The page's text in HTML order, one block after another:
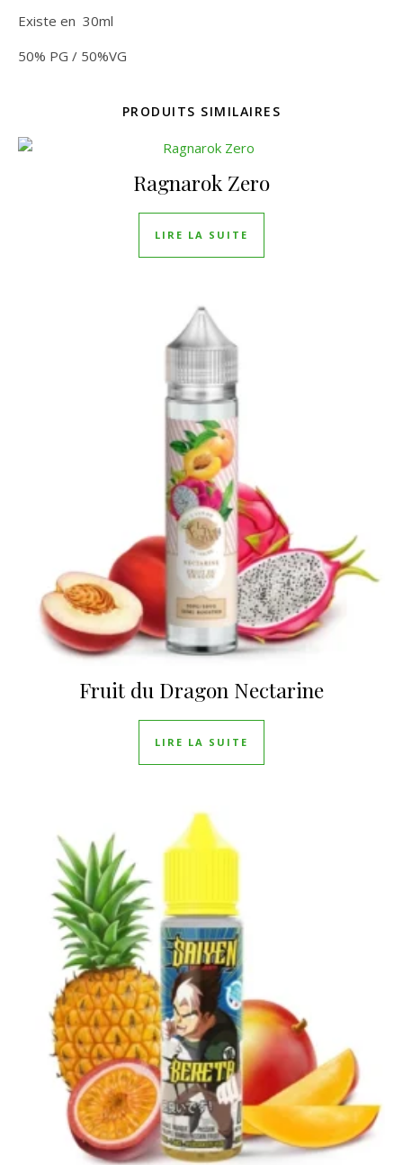
Existe en 30ml
50% PG / 50%VG
PRODUITS SIMILAIRES
Ragnarok Zero
LIRE LA SUITE
Fruit du Dragon Nectarine
LIRE LA SUITE